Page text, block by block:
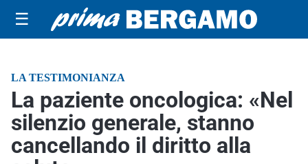
☰
LA TESTIMONIANZA
La paziente oncologica: «Nel
silenzio generale, stanno
cancellando il diritto alla